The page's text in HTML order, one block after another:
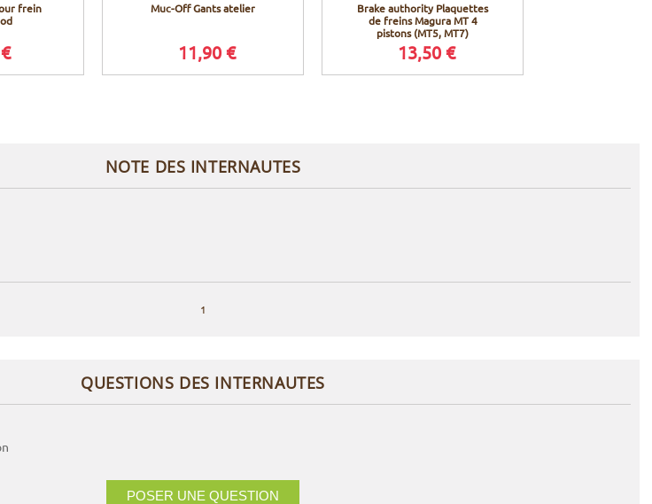
frein
Muc-Off Gants atelier
11,90 €
Brake authority Plaquettes
de freins Magura MT 4
pistons (MT5, MT7)
13,50 €
NOTE DES INTERNAUTES
1
QUESTIONS DES INTERNAUTES
POSER UNE QUESTION